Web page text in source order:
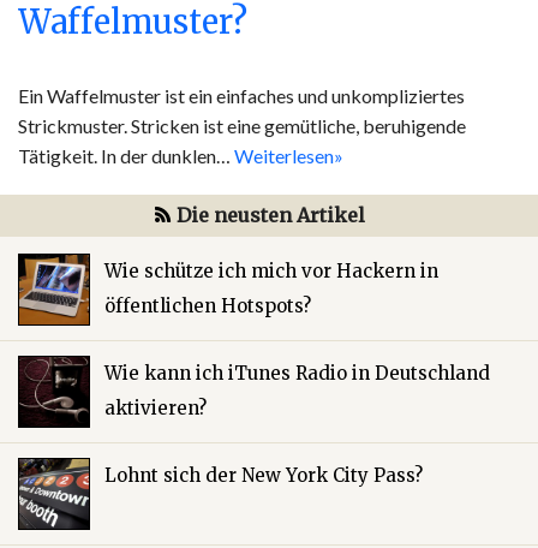
Waffelmuster?
Ein Waffelmuster ist ein einfaches und unkompliziertes
Strickmuster. Stricken ist eine gemütliche, beruhigende
Tätigkeit. In der dunklen… Weiterlesen»
Die neusten Artikel
Wie schütze ich mich vor Hackern in
öffentlichen Hotspots?
Wie kann ich iTunes Radio in Deutschland
aktivieren?
Lohnt sich der New York City Pass?